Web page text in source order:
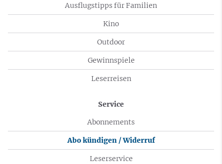
Ausflugstipps für Familien
Kino
Outdoor
Gewinnspiele
Leserreisen
Service
Abonnements
Abo kündigen / Widerruf
Leserservice